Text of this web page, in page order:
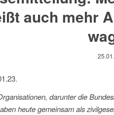
auch mehr
darunter die
heute gemeinsam als